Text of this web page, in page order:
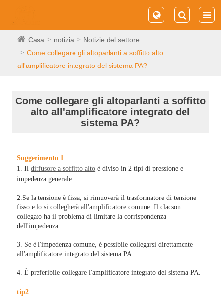
Casa notizia
Notizie del settore
Come collegare gli altoparlanti a soffitto alto
all'amplificatore integrato del sistema PA?
Come collegare gli altoparlanti a soffitto
alto all'amplificatore integrato del
sistema PA?
Suggerimento 1
1. Ildiffusore a soffitto alto è diviso in 2 tipi di pressione e
impedenza generale.
2.Se la tensione è fissa, si rimuoverà il trasformatore di tensione
fisso e lo si collegherà all'amplificatore comune. Il clacson
collegato ha il problema di limitare la corrispondenza
dell'impedenza.
3. Se è l'impedenza comune, è possibile collegarsi direttamente
all'amplificatore integrato del sistema PA.
4. È preferibile collegare l'amplificatore integrato del sistema PA.
tip2